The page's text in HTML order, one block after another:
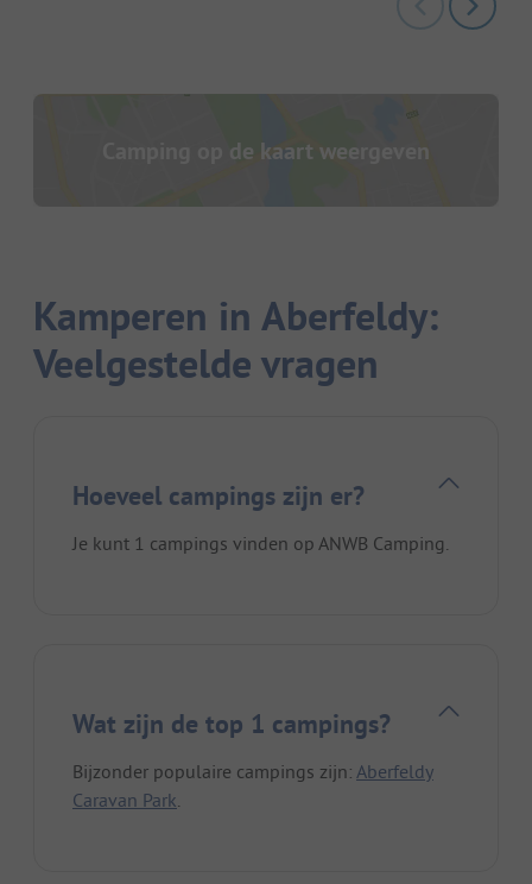
Camping op de kaart weergeven
Kamperen in Aberfeldy:
Veelgestelde vragen
Hoeveel campings zijn er?
Je kunt 1 campings vinden op ANWB Camping.
Wat zijn de top 1 campings?
Bijzonder populaire campings zijn: Aberfeldy
Caravan Park.